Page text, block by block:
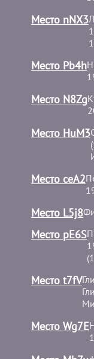
Место nNX3
Место Pb4h
Место N8Zg
Место HuM3
Место ceA2
Место L5j8
Место pE6S
Место t7fV
Место Wg7E